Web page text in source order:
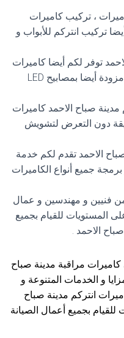
، تركيب كاميرات
تركيب انتركم للأبواب و
توفر لكم أيضا كاميرات
مخفية تتميز بالدقة العالية ، و مزودة أيضا بمصابيح LED
صباح الاحمد كاميرات
دون التعرض لتشويش
الاحمد تقدم لكم خدمة
جميع أنواع الكاميرات
فنيين و مهندسين و عمال
المستويات للقيام بجميع
الاحمد .
مراقبة مدينة صباح
و الخدمات المتنوعة و
انتركم مدينة صباح
للقيام بجميع أعمال الصيانة